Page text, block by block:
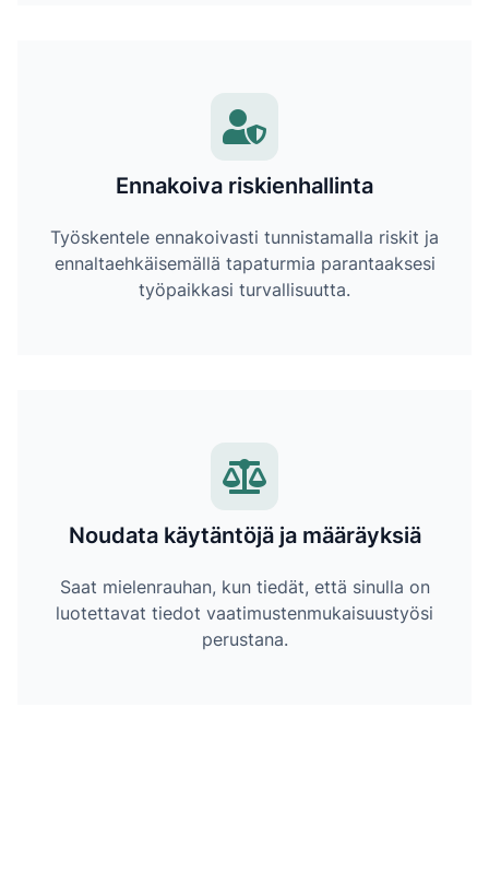
Ennakoiva riskienhallinta
Työskentele ennakoivasti tunnistamalla riskit ja
ennaltaehkäisemällä tapaturmia parantaaksesi
työpaikkasi turvallisuutta.
Noudata käytäntöjä ja määräyksiä
Saat mielenrauhan, kun tiedät, että sinulla on
luotettavat tiedot vaatimustenmukaisuustyösi
perustana.